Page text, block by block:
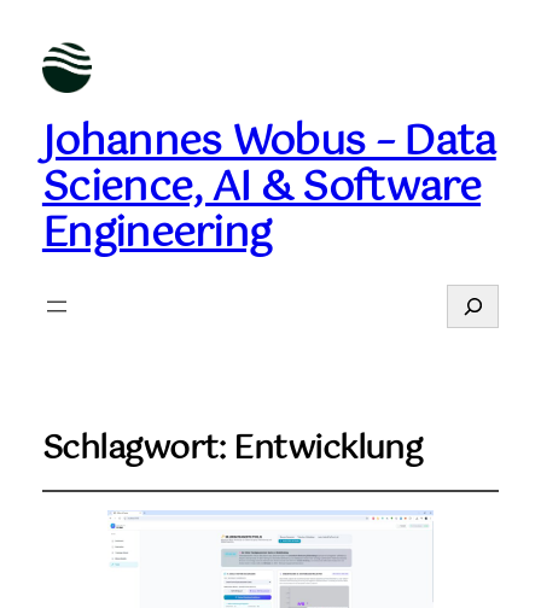
Johannes Wobus – Data
Science, AI & Software
Engineering
Suchen
Schlagwort: Entwicklung